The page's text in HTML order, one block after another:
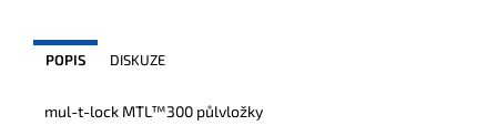
POPIS DISKUZE
mul-t-lock MTL ™300 půlvložky